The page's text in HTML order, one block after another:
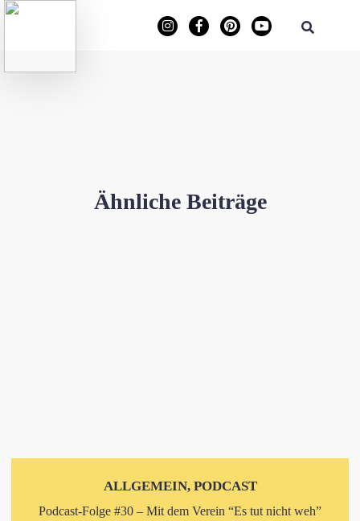
Ähnliche Beiträge
ALLGEMEIN, PODCAST
Podcast-Folge #30 – Mit dem Verein “Es tut nicht weh”